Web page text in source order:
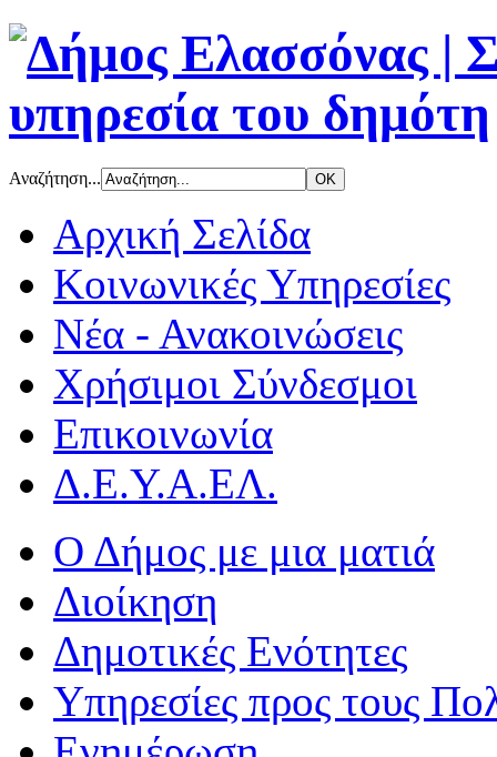
Αναζήτηση...
Αρχική Σελίδα
Κοινωνικές Υπηρεσίες
Νέα - Ανακοινώσεις
Χρήσιμοι Σύνδεσμοι
Επικοινωνία
Δ.Ε.Υ.Α.ΕΛ.
Ο Δήμος με μια ματιά
Διοίκηση
Δημοτικές Ενότητες
Υπηρεσίες προς τους